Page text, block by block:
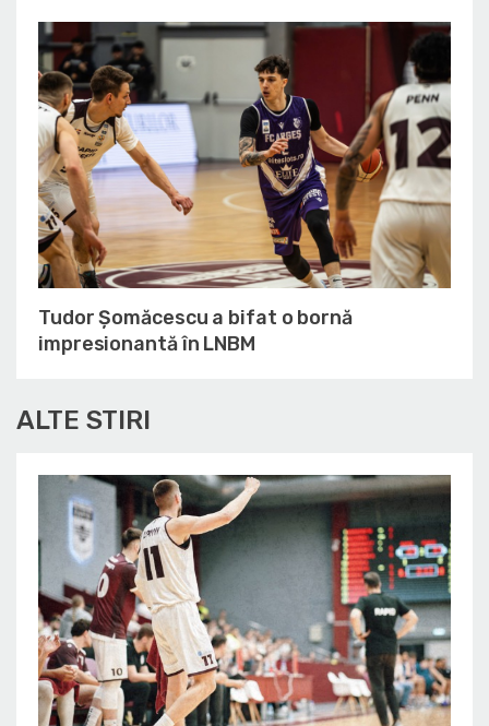
Tudor Șomăcescu a bifat o bornă
impresionantă în LNBM
ALTE STIRI